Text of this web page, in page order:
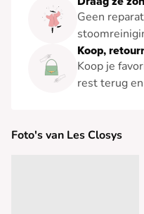
Geen
Koop,
Koop je
rest terug
Foto's van Les Closys